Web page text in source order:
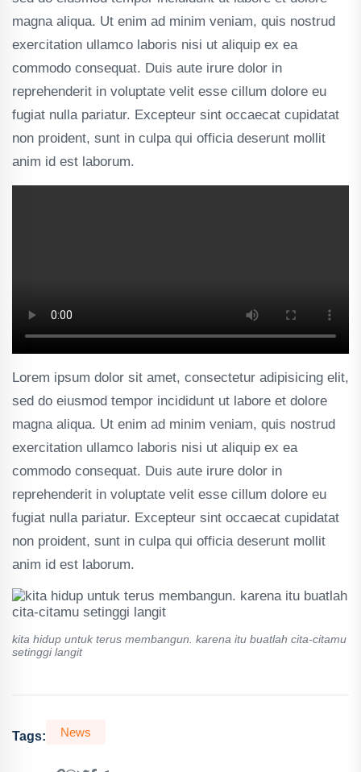
magna aliqua. Ut enim ad minim veniam, quis nostrud
exercitation ullamco laboris nisi ut aliquip ex ea
commodo consequat. Duis aute irure dolor in
reprehenderit in voluptate velit esse cillum dolore eu
fugiat nulla pariatur. Excepteur sint occaecat cupidatat
non proident, sunt in culpa qui officia deserunt mollit
anim id est laborum.
Lorem ipsum dolor sit amet, consectetur adipisicing elit,
sed do eiusmod tempor incididunt ut labore et dolore
magna aliqua. Ut enim ad minim veniam, quis nostrud
exercitation ullamco laboris nisi ut aliquip ex ea
commodo consequat. Duis aute irure dolor in
reprehenderit in voluptate velit esse cillum dolore eu
fugiat nulla pariatur. Excepteur sint occaecat cupidatat
non proident, sunt in culpa qui officia deserunt mollit
anim id est laborum.
kita hidup untuk terus membangun. karena itu buatlah cita-citamu
setinggi langit
Tags: News